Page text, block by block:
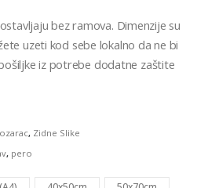
bez ramova. Dimenzije su
uzeti kod sebe lokalno da ne bi
iz potrebe dodatne zaštite
, Zidne Slike
, pero